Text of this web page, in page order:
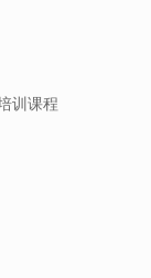
训课程